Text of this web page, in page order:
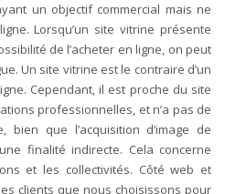
un objectif commercial mais ne
Lorsqu’un site vitrine présente
de l’acheter en ligne, on peut
Un site vitrine est le contraire d’un
Cependant, il est proche du site
professionnelles, et n’a pas de
bien que l’acquisition d’image de
finalité indirecte. Cela concerne
et les collectivités. Côté web et
clients que nous choisissons pour